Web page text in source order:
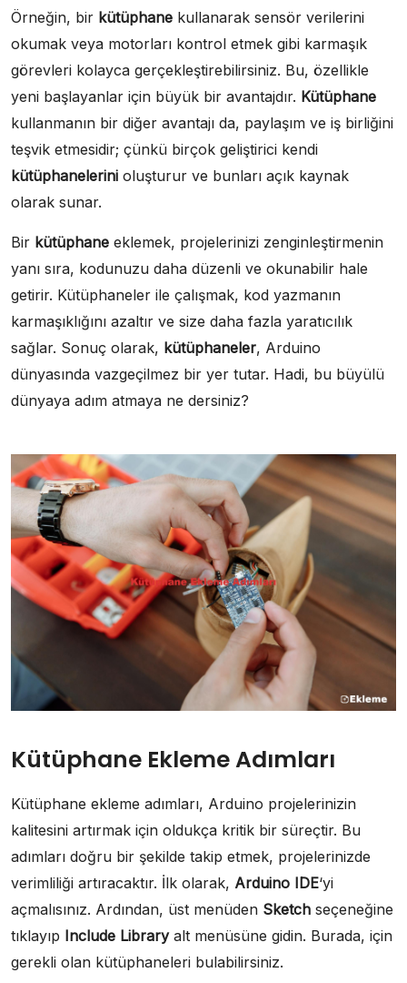
Örneğin, bir kütüphane kullanarak sensör verilerini
okumak veya motorları kontrol etmek gibi karmaşık
görevleri kolayca gerçekleştirebilirsiniz. Bu, özellikle
yeni başlayanlar için büyük bir avantajdır. Kütüphane
kullanmanın bir diğer avantajı da, paylaşım ve iş birliğini
teşvik etmesidir; çünkü birçok geliştirici kendi
kütüphanelerini oluşturur ve bunları açık kaynak
olarak sunar.
Bir kütüphane eklemek, projelerinizi zenginleştirmenin
yanı sıra, kodunuzu daha düzenli ve okunabilir hale
getirir. Kütüphaneler ile çalışmak, kod yazmanın
karmaşıklığını azaltır ve size daha fazla yaratıcılık
sağlar. Sonuç olarak, kütüphaneler, Arduino
dünyasında vazgeçilmez bir yer tutar. Hadi, bu büyülü
dünyaya adım atmaya ne dersiniz?
Kütüphane Ekleme Adımları
Kütüphane ekleme adımları, Arduino projelerinizin
kalitesini artırmak için oldukça kritik bir süreçtir. Bu
adımları doğru bir şekilde takip etmek, projelerinizde
verimliliği artıracaktır. İlk olarak, Arduino IDE‘yi
açmalısınız. Ardından, üst menüden Sketch seçeneğine
tıklayıp Include Libraryalt menüsüne gidin. Burada, için
gerekli olan kütüphaneleri bulabilirsiniz.